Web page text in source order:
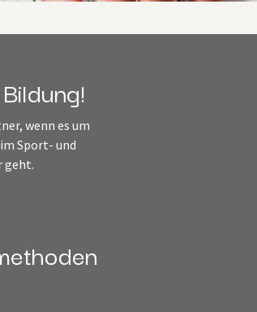
wenn es um
Sport- und
geht.